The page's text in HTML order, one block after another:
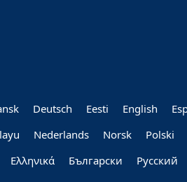
Deutsch Eesti English
Nederlands Norsk
Polski
Ελληνικά Български Руccкий